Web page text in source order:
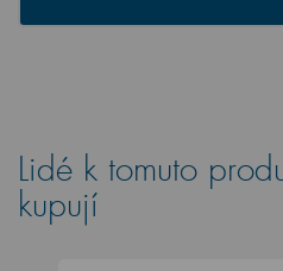
Lidé k tomuto
kupují